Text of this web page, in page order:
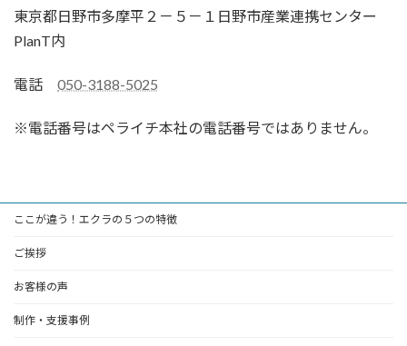
東京都日野市多摩平２－５－１日野市産業連携センター
PlanT内
電話 050-3188-5025
※電話番号はペライチ本社の電話番号ではありません。
ここが違う！エクラの５つの特徴
ご挨拶
お客様の声
制作・支援事例